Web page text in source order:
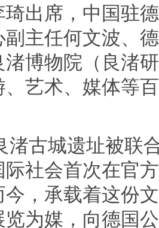
出席，中国驻
主任何文波、
博物院（良渚
、艺术、媒体等
渚古城遗址被联
际社会首次在官
，承载着这份
为媒，向德国